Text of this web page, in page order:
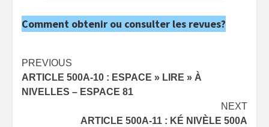
Comment obtenir ou consulter les revues?
Post
navigation
PREVIOUS
ARTICLE 500A-10 : ESPACE » LIRE » À
NIVELLES – ESPACE 81
NEXT
ARTICLE 500A-11 : KÉ NIVÈLE 500A